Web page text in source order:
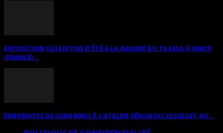
EXPOSITION COLLECTIVE D’ÉTÉ À LA GALERIE DU TILLEUL À VENCE
(FRANCE)...
EMPREINTES DE JOAN MIRO À L’ATELIER VÉRON DU 22 JUILLET AU...